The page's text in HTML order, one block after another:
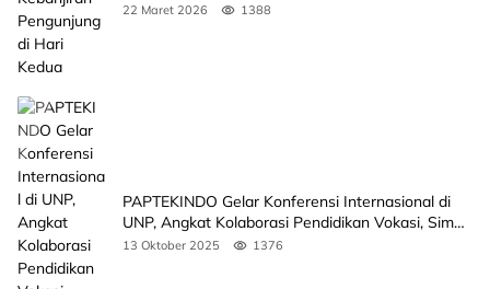
22 Maret 2026 1388
PAPTEKINDO Gelar Konferensi Internasional di
UNP, Angkat Kolaborasi Pendidikan Vokasi, Simak
Agendanya
13 Oktober 2025 1376